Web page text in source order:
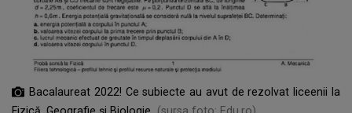
Bacalaureat 2022! Ce subiecte au avut de rezolvat liceenii la
Fizică, Geografie și Biologie
(sursa foto: Edu.ro)